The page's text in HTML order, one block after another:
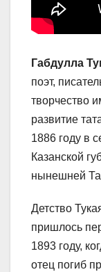
Габдулла
поэт,
творчество
развитие
1886 году в
Казанской
нынешней
Детство
пришлось
1893 году,
отец погиб